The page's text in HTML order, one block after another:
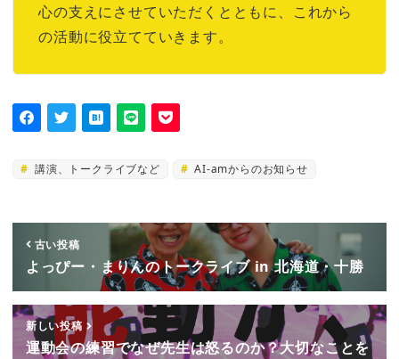
心の支えにさせていただくとともに、これから
の活動に役立てていきます。
講演、トークライブなど AI-amからのお知らせ
古い投稿
よっぴー・まりんのトークライブ in 北海道・十勝
新しい投稿
運動会の練習でなぜ先生は怒るのか？大切なことを